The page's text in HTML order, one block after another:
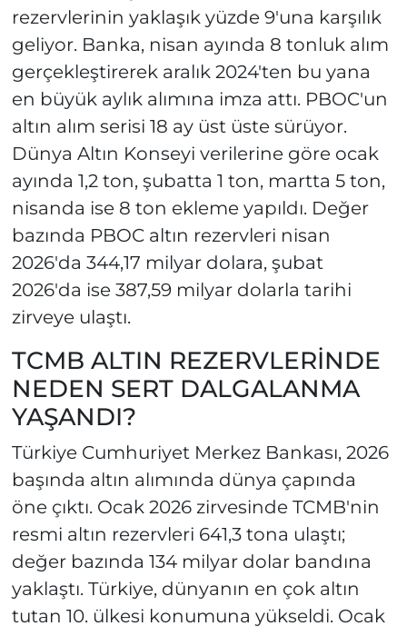
rezervlerinin yaklaşık yüzde 9'una karşılık
geliyor. Banka, nisan ayında 8 tonluk alım
gerçekleştirerek aralık 2024'ten bu yana
en büyük aylık alımına imza attı. PBOC'un
altın alım serisi 18 ay üst üste sürüyor.
Dünya Altın Konseyi verilerine göre ocak
ayında 1,2 ton, şubatta 1 ton, martta 5 ton,
nisanda ise 8 ton ekleme yapıldı. Değer
bazında PBOC altın rezervleri nisan
2026'da 344,17 milyar dolara, şubat
2026'da ise 387,59 milyar dolarla tarihi
zirveye ulaştı.
TCMB ALTIN REZERVLERİNDE
NEDEN SERT DALGALANMA
YAŞANDI?
Türkiye Cumhuriyet Merkez Bankası, 2026
başında altın alımında dünya çapında
öne çıktı. Ocak 2026 zirvesinde TCMB'nin
resmi altın rezervleri 641,3 tona ulaştı;
değer bazında 134 milyar dolar bandına
yaklaştı. Türkiye, dünyanın en çok altın
tutan 10. ülkesi konumuna yükseldi. Ocak